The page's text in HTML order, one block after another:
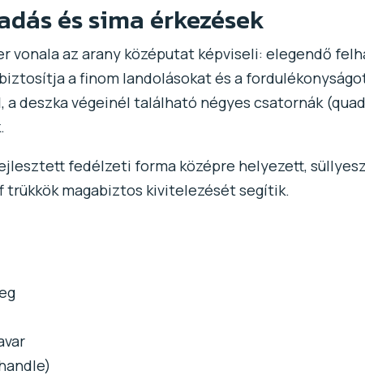
és sima érkezések
vonala az arany középutat képviseli: elegendő
a finom landolásokat és a
a deszka végeinél található négyes csatornák
fedélzeti forma középre helyezett,
trükkök magabiztos kivitelezését segítik.